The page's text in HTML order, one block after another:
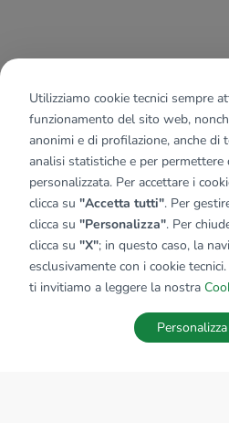
Utilizziamo cookie tecnici sempre
funzionamento del sito web,
anonimi e di profilazione, anche di
analisi statistiche e per permettere
personalizzata. Per accettare i
clicca su "Accetta tutti". Per
clicca su "Personalizza". Per
clicca su "X"; in questo caso, la
esclusivamente con i cookie
ti invitiamo a leggere la nostra
Personalizza